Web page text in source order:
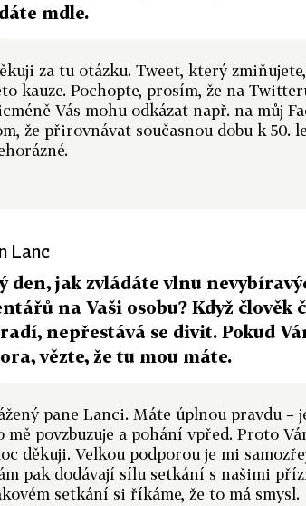
mdle.
za tu otázku. Tweet, který
kauze. Pochopte, prosím, že na
Vás mohu odkázat např. na můj
že přirovnávat současnou dobu k 50.
Lanc
den, jak zvládáte vlnu
na Vaši osobu? Když člověk
nepřestává se divit. Pokud
vězte, že tu mou máte.
pane Lanci. Máte úplnou pravdu –
mě povzbuzuje a pohání vpřed. Proto
děkuji. Velkou podporou je mi
pak dodávají sílu setkání s našimi
setkání si říkáme, že to má smysl.